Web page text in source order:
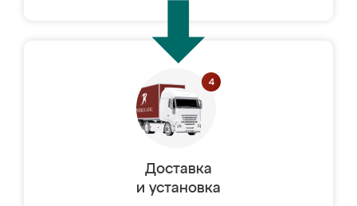
Доставка
и установка